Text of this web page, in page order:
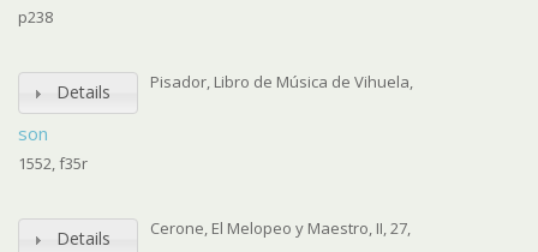
p238
Details
son
Pisador, Libro de Música de Vihuela,
1552, f35r
Details Cerone, El Melopeo y Maestro, II, 27,